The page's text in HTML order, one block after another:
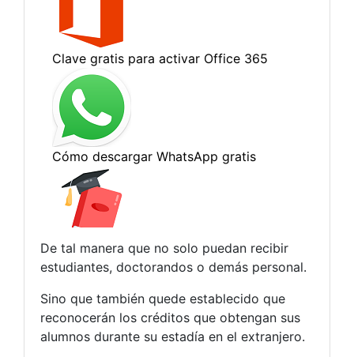
De tal manera que no solo puedan recibir
estudiantes, doctorandos o demás personal.
Sino que también quede establecido que
reconocerán los créditos que obtengan sus
alumnos durante su estadía en el extranjero.